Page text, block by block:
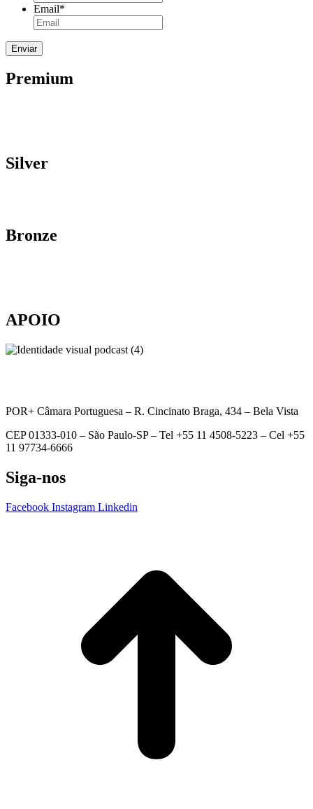
Email*
Premium
Silver
Bronze
APOIO
POR+ Câmara Portuguesa – R. Cincinato Braga, 434 – Bela Vista
CEP 01333-010 – São Paulo-SP – Tel +55 11 4508-5223 – Cel +55
11 97734-6666
Siga-nos
Facebook Instagram Linkedin